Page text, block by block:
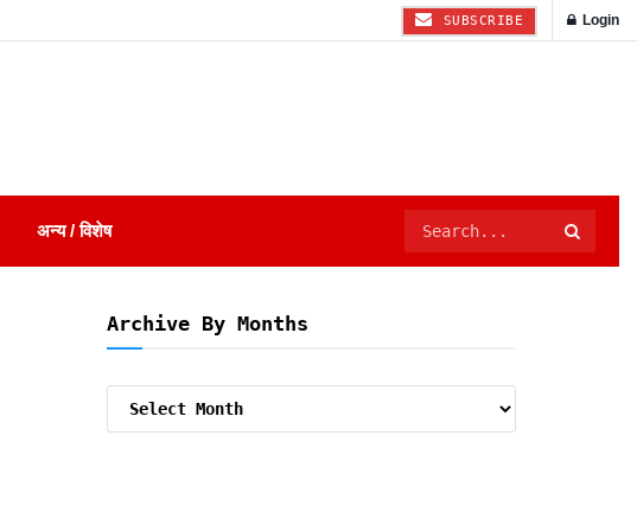
SUBSCRIBE Login
अन्य / विशेष
Archive By Months